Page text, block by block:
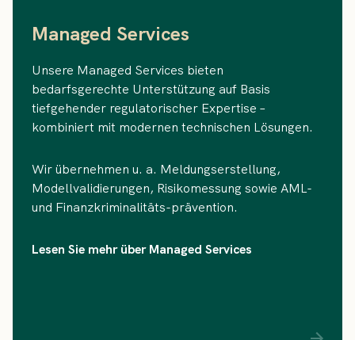
Managed Services
Unsere Managed Services bieten
bedarfsgerechte Unterstützung auf Basis
tiefgehender regulatorischer Expertise –
kombiniert mit modernen technischen Lösungen.
Wir übernehmen u. a. Meldungserstellung,
Modellvalidierungen, Risikomessung sowie AML-
und Finanzkriminalitäts-prävention.
Lesen Sie mehr über Managed Services